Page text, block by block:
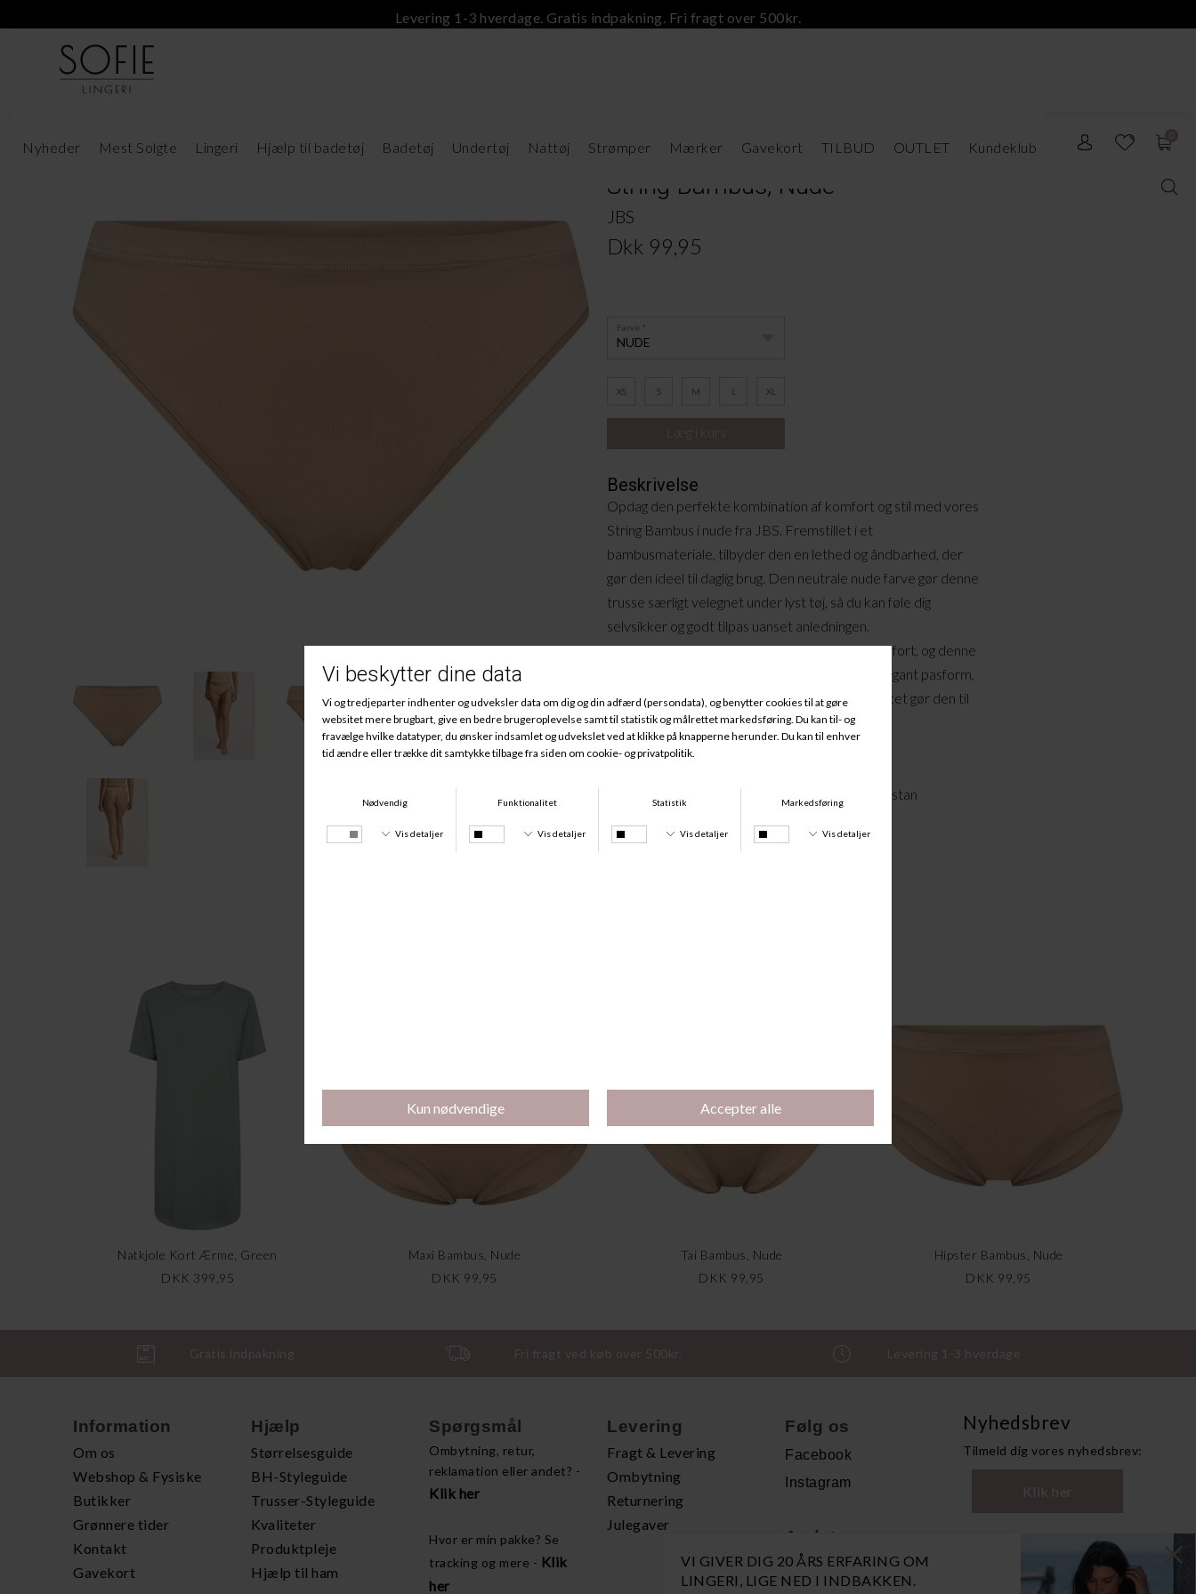
VI GIVER DIG 20 ÅRS ERFARING OM
LINGERI, LIGE NED I INDBAKKEN.
Levering 1-3 hverdage. Gratis indpakning. Fri fragt over 500kr.
Nyheder Mest Solgte Lingeri Hjælp til badetøj Badetøj Undertøj Nattøj Strømper Mærker Gavekort TILBUD OUTLET Kundeklub
String Bambus, Nude
JBS
Dkk 99,95
NUDE
Farve
XS S M L XL
Beskrivelse
Opdag den perfekte kombination af komfort og stil med vores
String Bambus i nude fra JBS. Fremstillet i et
bambusmateriale, tilbyder den en lethed og åndbarhed, der
gør den ideel til daglig brug. Den neutrale nude farve gør denne
trusse særligt velegnet under lyst tøj, så du kan føle dig
selvsikker og godt tilpas uanset anledningen.
JBS er kendt for deres fokus på kvalitet og komfort, og denne
string trusse er ingen undtagelse. Den har en elegant pasform,
der følger kroppens kurver uden at genere, hvilket gør den til
et must-have i din garderobe.
65% Viskose(Bambus), 30% Bomuld, 5% Elastan
Natkjole Kort Ærme, Green
DKK 399,95
Maxi Bambus, Nude
DKK 99,95
Tai Bambus, Nude
DKK 99,95
Hipster Bambus, Nude
DKK 99,95
Gratis indpakning Fri fragt ved køb over 500kr. Levering 1-3 hverdage
Information
Om os
Webshop & Fysiske
Butikker
Grønnere tider
Kontakt
Gavekort
Hjælp
Størrelsesguide
BH-Styleguide
Trusser-Styleguide
Kvaliteter
Produktpleje
Hjælp til ham
Spørgsmål
Ombytning, retur,
reklamation eller andet? -
Klik her
Hvor er min pakke? Se
tracking og mere - Klik
her
Levering
Fragt & Levering
Ombytning
Returnering
Julegaver
Følg os
Facebook
Instagram
Andet
Handelsbetingelser
Nyhedsbrev
Tilmeld dig vores nyhedsbrev:
Klik her